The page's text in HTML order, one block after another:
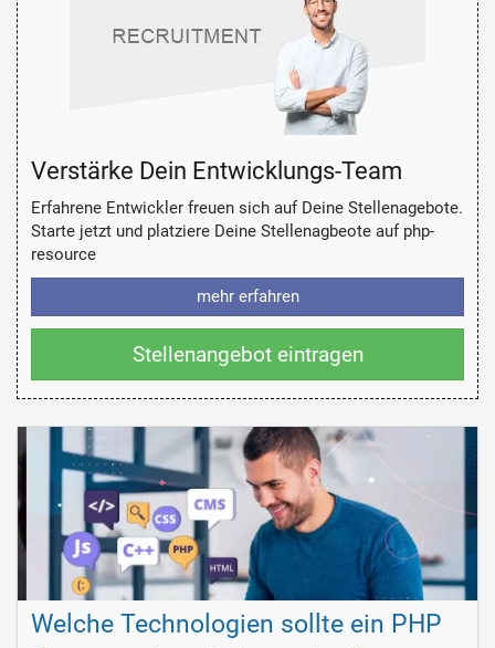
Verstärke Dein Entwicklungs-Team
Erfahrene Entwickler freuen sich auf Deine Stellenagebote.
Starte jetzt und platziere Deine Stellenagbeote auf php-
resource
mehr erfahren
Stellenangebot eintragen
Welche Technologien sollte ein PHP